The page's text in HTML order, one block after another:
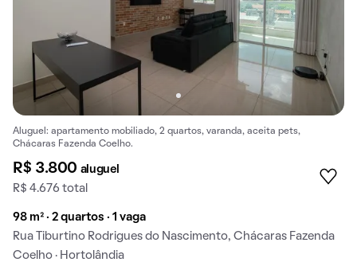
Aluguel: apartamento mobiliado, 2 quartos, varanda, aceita pets,
Chácaras Fazenda Coelho.
R$ 3.800 aluguel
R$ 4.676 total
98 m² · 2 quartos · 1 vaga
Rua Tiburtino Rodrigues do Nascimento, Chácaras Fazenda
Coelho · Hortolândia